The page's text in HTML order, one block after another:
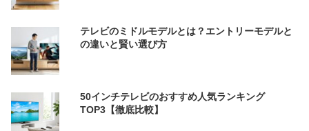
テレビのミドルモデルとは？エントリーモデルと
の違いと賢い選び方
50インチテレビのおすすめ人気ランキング
TOP3【徹底比較】